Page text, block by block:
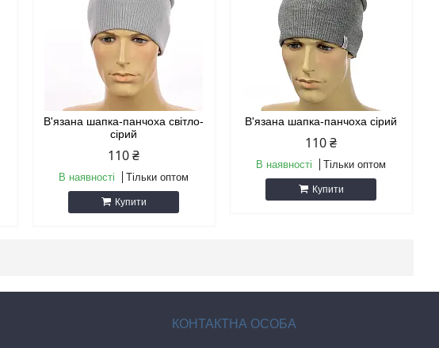
В'язана шапка-панчоха світло-
сірий
110 ₴
В наявності Тільки оптом
Купити
В'язана шапка-панчоха сірий
110 ₴
В наявності Тільки оптом
Купити